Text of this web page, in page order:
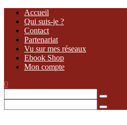
Accueil
Qui suis-je ?
Contact
Partenariat
Vu sur mes réseaux
Ebook Shop
Mon compte
0